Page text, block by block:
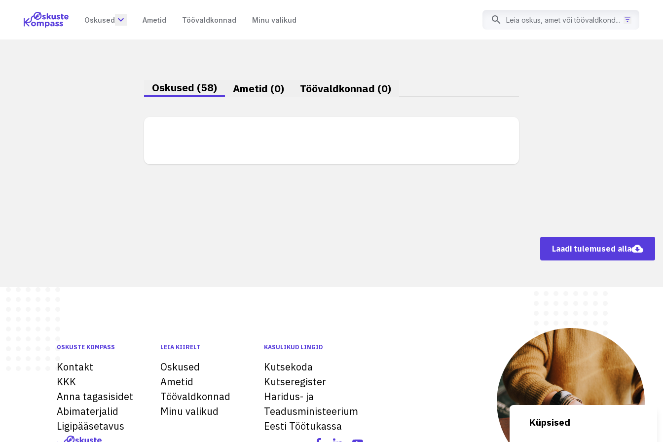
Oskused Ametid Töövaldkonnad Minu valikud
Oskused (58) Ametid (0) Töövaldkonnad (0)
Laadi tulemused alla
OSKUSTE KOMPASS
Kontakt
KKK
Anna tagasisidet
Abimaterjalid
Ligipääsetavus
LEIA KIIRELT
Oskused
Ametid
Töövaldkonnad
Minu valikud
KASULIKUD LINGID
Kutsekoda
Kutseregister
Haridus- ja
Teadusministeerium
Eesti Töötukassa
Küpsised